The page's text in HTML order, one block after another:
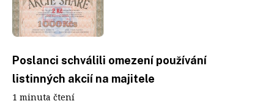
Poslanci schválili omezení používání
listinných akcií na majitele
1 minuta čtení